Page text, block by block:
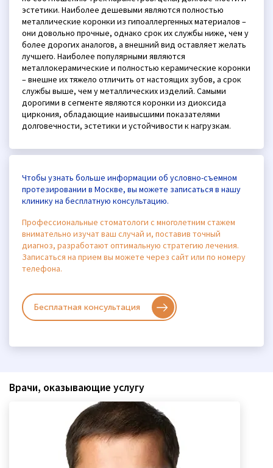
эстетики. Наиболее дешевыми являются полностью
металлические коронки из гипоаллергенных материалов –
они довольно прочные, однако срок их службы ниже, чем у
более дорогих аналогов, а внешний вид оставляет желать
лучшего. Наиболее популярными являются
металлокерамические и полностью керамические коронки
– внешне их тяжело отличить от настоящих зубов, а срок
службы выше, чем у металлических изделий. Самыми
дорогими в сегменте являются коронки из диоксида
циркония, обладающие наивысшими показателями
долговечности, эстетики и устойчивости к нагрузкам.
Чтобы узнать больше информации об условно-съемном
протезировании в Москве, вы можете записаться в нашу
клинику на бесплатную консультацию.
Профессиональные стоматологи с многолетним стажем
внимательно изучат ваш случай и, поставив точный
диагноз, разработают оптимальную стратегию лечения.
Записаться на прием вы можете через сайт или по номеру
телефона.
Бесплатная консультация
Врачи, оказывающие услугу